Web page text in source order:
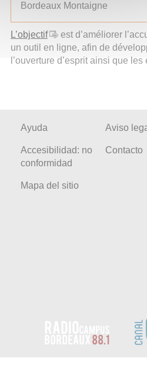
Bordeaux Montaigne
L’objectif
est d’améliorer
un outil en ligne, afin de
l’ouverture d’esprit ainsi que
Ayuda
Accesibilidad: no
conformidad
Mapa del sitio
Aviso
Contacto